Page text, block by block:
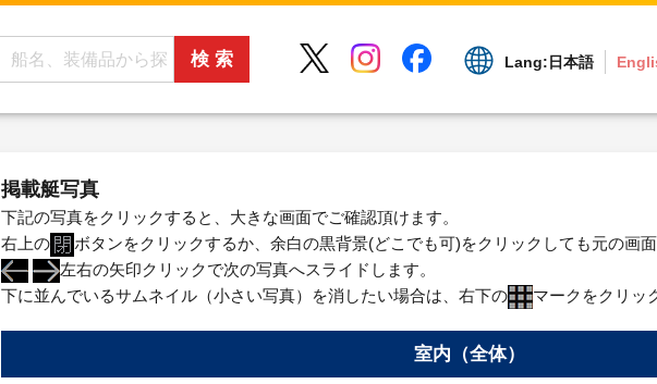
Lang: 日本語
掲載艇写真
下記の写真をクリックすると、大きな画面でご確認頂けます。
右上の
ボタンをクリックするか、余白の黒背景(どこでも可)をクリックしても元の画面
左右の矢印クリックで次の写真へスライドします。
下に並んでいるサムネイル（小さい写真）を消したい場合は、右下の
マークをクリッ
室内（全体）